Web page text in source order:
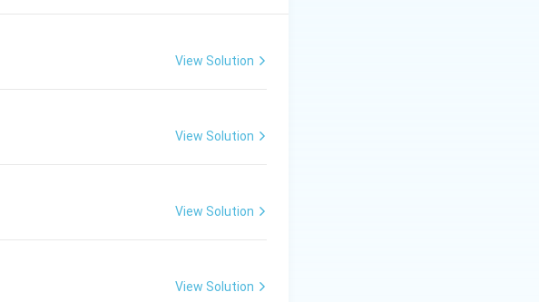
View Solution
View Solution
View Solution
View Solution